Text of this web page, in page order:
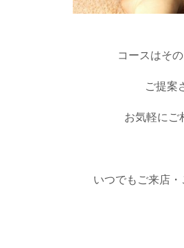
コースはそ
ご提案
お気軽にご
いつでもご来店